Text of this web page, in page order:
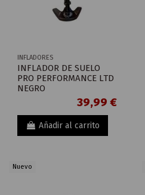
INFLADORES
INFLADOR DE SUELO
PRO PERFORMANCE LTD
NEGRO
39,99 €
Añadir al carrito
Nuevo